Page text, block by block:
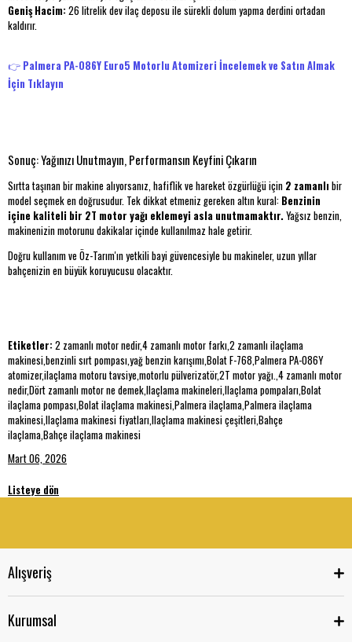
Geniş Hacim: 26 litrelik dev ilaç deposu ile sürekli dolum yapma derdini ortadan
kaldırır.
👉 Palmera PA-086Y Euro5 Motorlu Atomizeri İncelemek ve Satın Almak
İçin Tıklayın
Sonuç: Yağınızı Unutmayın, Performansın Keyfini Çıkarın
Sırtta taşınan bir makine alıyorsanız, hafiflik ve hareket özgürlüğü için 2 zamanlı bir
model seçmek en doğrusudur. Tek dikkat etmeniz gereken altın kural: Benzinin
içine kaliteli bir 2T motor yağı eklemeyi asla unutmamaktır. Yağsız benzin,
makinenizin motorunu dakikalar içinde kullanılmaz hale getirir.
Doğru kullanım ve Öz-Tarım'ın yetkili bayi güvencesiyle bu makineler, uzun yıllar
bahçenizin en büyük koruyucusu olacaktır.
Etiketler: 2 zamanlı motor nedir,4 zamanlı motor farkı,2 zamanlı ilaçlama
makinesi,benzinli sırt pompası,yağ benzin karışımı,Bolat F-768,Palmera PA-086Y
atomizer,ilaçlama motoru tavsiye,motorlu pülverizatör,2T motor yağı.,4 zamanlı motor
nedir,Dört zamanlı motor ne demek,Ilaçlama makineleri,Ilaçlama pompaları,Bolat
ilaçlama pompası,Bolat ilaçlama makinesi,Palmera ilaçlama,Palmera ilaçlama
makinesi,Ilaçlama makinesi fiyatları,Ilaçlama makinesi çeşitleri,Bahçe
ilaçlama,Bahçe ilaçlama makinesi
Mart 06, 2026
Listeye dön
Alışveriş
Kurumsal